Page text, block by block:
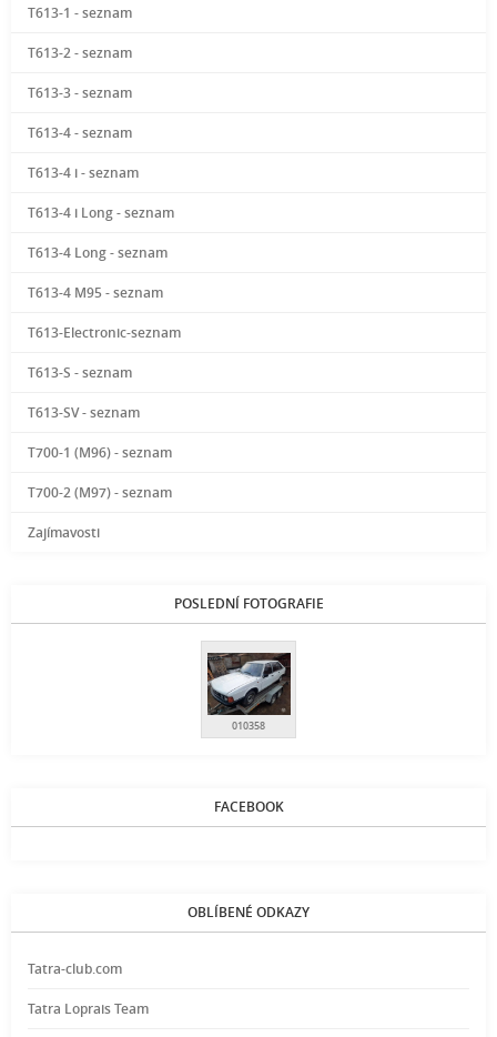
T613-1 - seznam
T613-2 - seznam
T613-3 - seznam
T613-4 - seznam
T613-4 i - seznam
T613-4 i Long - seznam
T613-4 Long - seznam
T613-4 M95 - seznam
T613-Electronic-seznam
T613-S - seznam
T613-SV - seznam
T700-1 (M96) - seznam
T700-2 (M97) - seznam
Zajímavosti
POSLEDNÍ FOTOGRAFIE
010358
FACEBOOK
OBLÍBENÉ ODKAZY
Tatra-club.com
Tatra Loprais Team